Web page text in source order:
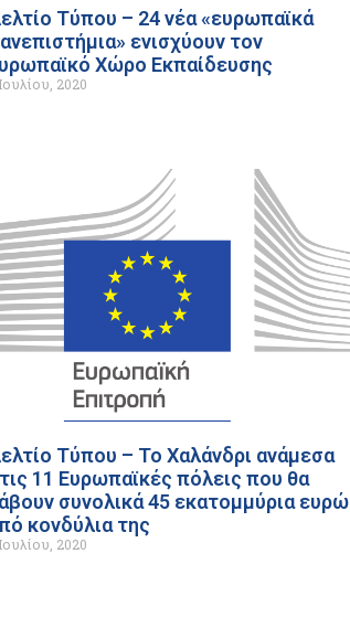
Τύπου – 24 νέα «ευρωπαϊκά
ενισχύουν τον
Χώρο Εκπαίδευσης
2020
Τύπου – Το Χαλάνδρι ανάμεσα
11 Ευρωπαϊκές πόλεις που θα
συνολικά 45 εκατομμύρια ευρώ
κονδύλια της
2020